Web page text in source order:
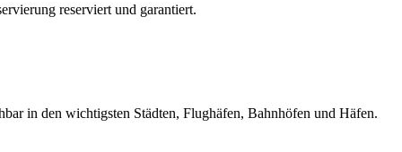
reserviert und garantiert.
in den wichtigsten Städten, Flughäfen, Bahnhöfen und Häfen.